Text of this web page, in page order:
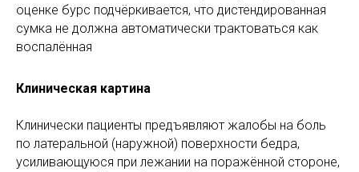
оценке бурс подчёркивается, что дистендированная
сумка не должна автоматически трактоваться как
воспалённая
Клиническая картина
Клинически пациенты предъявляют жалобы на боль
по латеральной (наружной) поверхности бедра,
усиливающуюся при лежании на поражённой стороне,